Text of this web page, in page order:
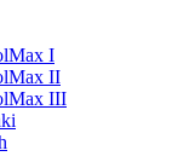
I
II
III